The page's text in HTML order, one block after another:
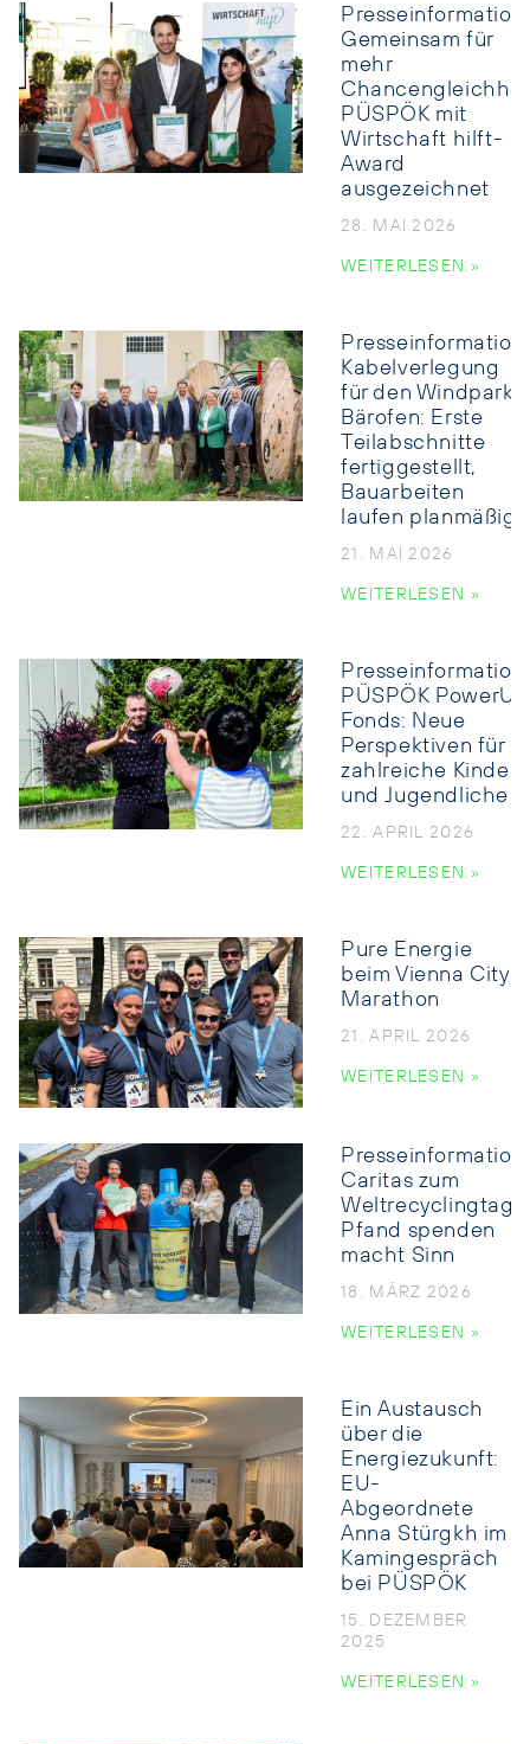
Presseinformation:
Gemeinsam für
mehr
PÜSPÖK mit
Wirtschaft hilft-
Award
ausgezeichnet
28. MAI 2026
WEITERLESEN »
Presseinformation:
Kabelverlegung
für den Windpark
Bärofen: Erste
Teilabschnitte
fertiggestellt,
Bauarbeiten
laufen planmäßig
21. MAI 2026
WEITERLESEN »
Presseinformation:
PÜSPÖK PowerUP
Fonds: Neue
Perspektiven für
zahlreiche Kinder
und Jugendliche
22. APRIL 2026
WEITERLESEN »
Pure Energie
beim Vienna City
Marathon
21. APRIL 2026
WEITERLESEN »
Presseinformation:
Caritas zum
Weltrecyclingtag:
Pfand spenden
macht Sinn
18. MÄRZ 2026
WEITERLESEN »
Ein Austausch
über die
Energiezukunft:
EU-
Abgeordnete
Anna Stürgkh im
Kamingespräch
bei PÜSPÖK
15. DEZEMBER
2025
WEITERLESEN »